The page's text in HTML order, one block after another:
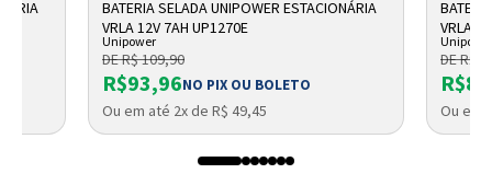
BATERIA SELADA UNIPOWER ESTACIONÁRIA
VRLA 12V 7AH UP1270E
Unipower
DE R$ 109,90
R$93,96NO PIX OU BOLETO
Ou em até 2x de R$ 49,45
VRLA
DE R$
Ou em